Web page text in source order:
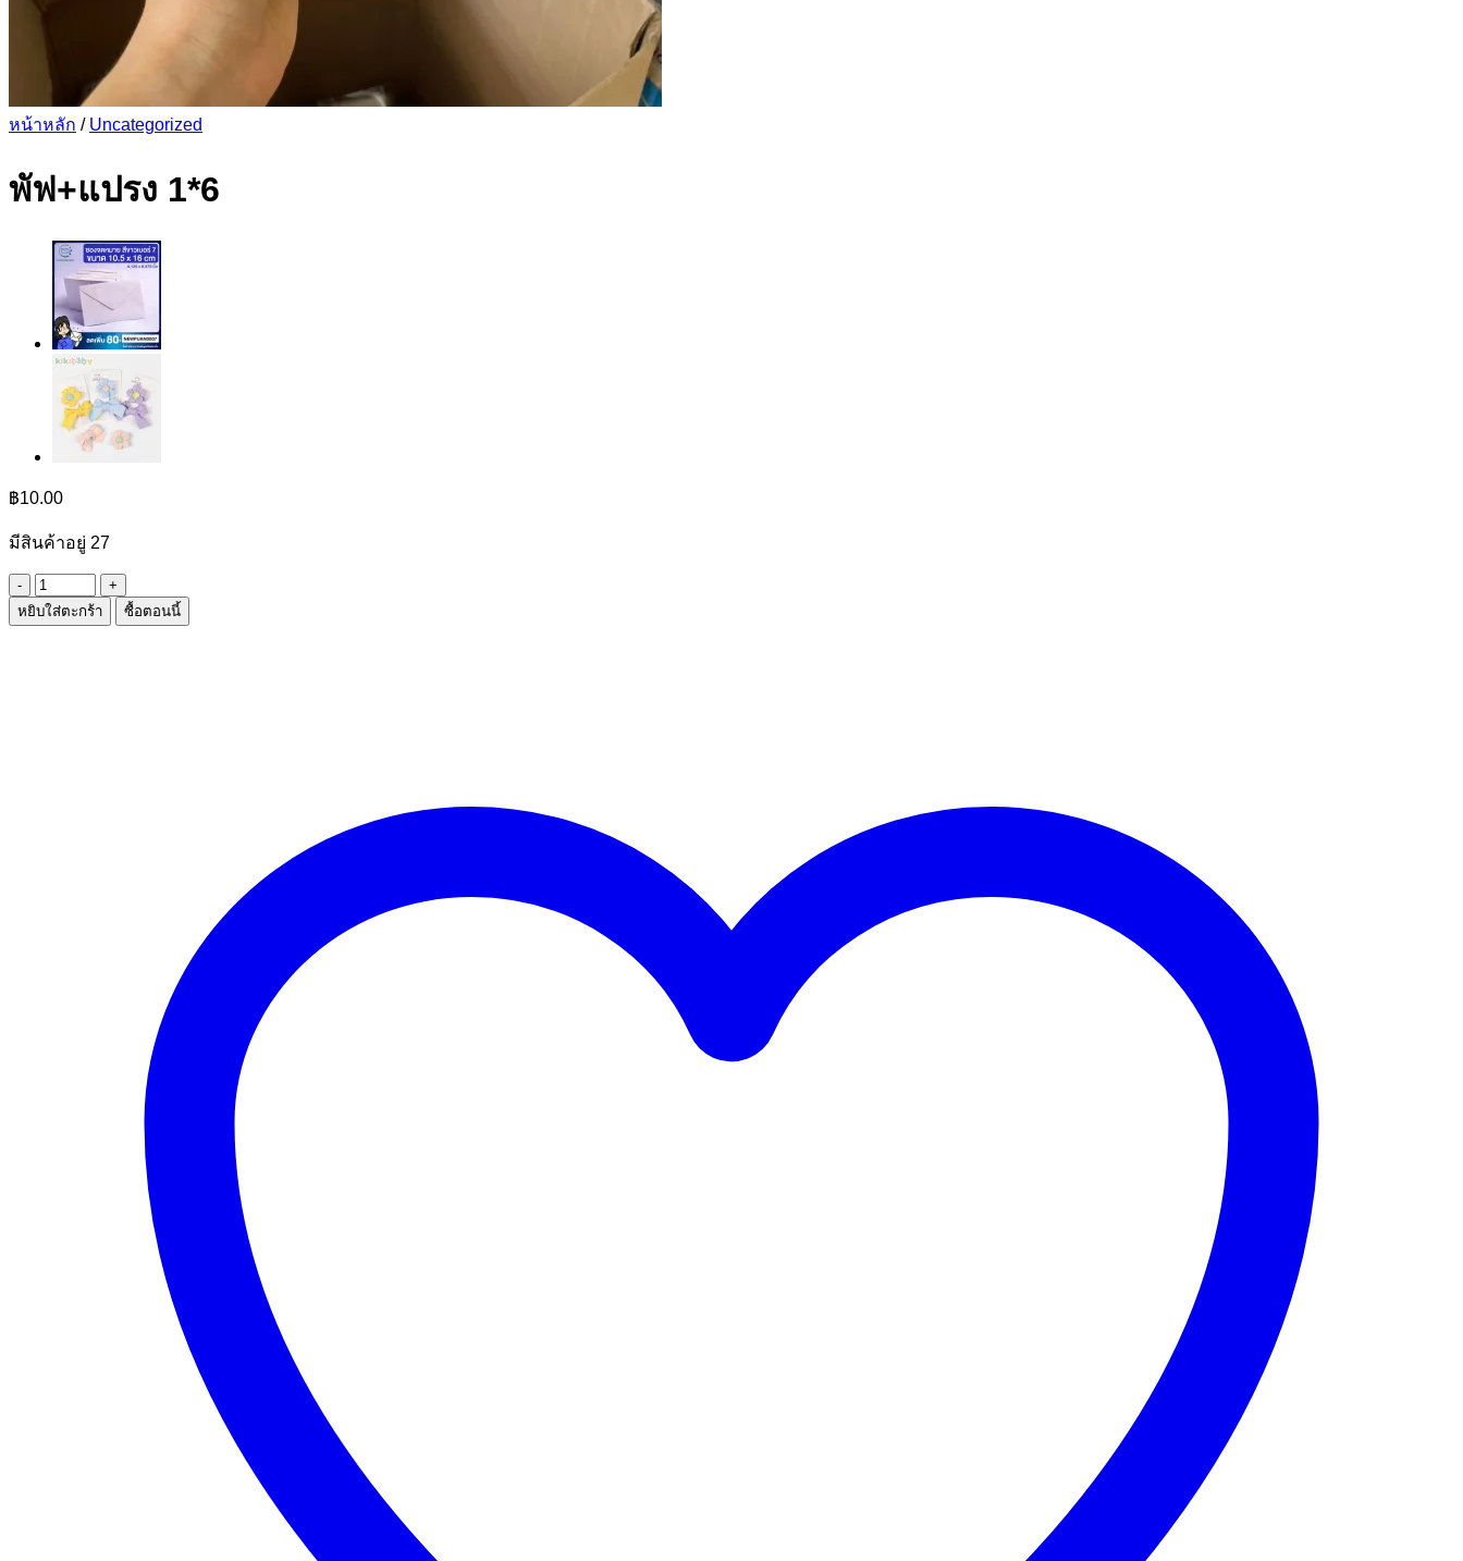
หน้าหลัก / Uncategorized
พัฟ+แปรง 1*6
฿10.00
มีสินค้าอยู่ 27
จำนวน
พัฟ+แปรง
หยิบใส่ตะกร้า ซื้อตอนนี้